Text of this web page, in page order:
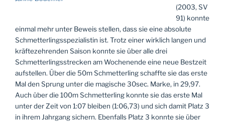
(2003, SV
91) konnte
einmal mehr unter Beweis stellen, dass sie eine absolute
Schmetterlingsspezialistin ist. Trotz einer wirklich langen und
kräftezehrenden Saison konnte sie über alle drei
Schmetterlingsstrecken am Wochenende eine neue Bestzeit
aufstellen. Über die 50m Schmetterling schaffte sie das erste
Mal den Sprung unter die magische 30sec. Marke, in 29,97.
Auch über die 100m Schmetterling konnte sie das erste Mal
unter der Zeit von 1:07 bleiben (1:06,73) und sich damit Platz 3
in ihrem Jahrgang sichern. Ebenfalls Platz 3 konnte sie über